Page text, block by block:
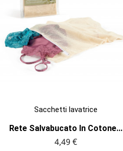
Sacchetti lavatrice
Rete Salvabucato In Cotone...
4,49 €
ANTEPRIMA